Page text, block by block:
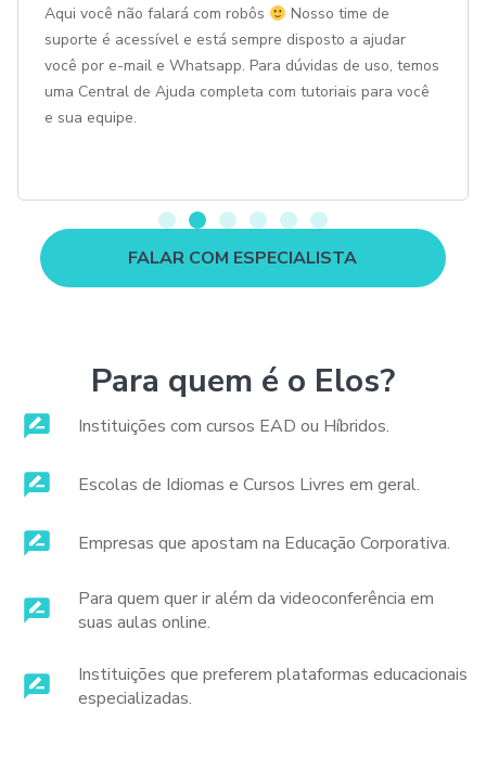
Aqui você não falará com robôs
Nosso time de
suporte é acessível e está sempre disposto a ajudar
você por e-mail e Whatsapp. Para dúvidas de uso, temos
uma Central de Ajuda completa com tutoriais para você
e sua equipe.
FALAR COM ESPECIALISTA
Para quem é o Elos?
Instituições com cursos EAD ou Híbridos.
Escolas de Idiomas e Cursos Livres em geral.
Empresas que apostam na Educação Corporativa.
Para quem quer ir além da videoconferência em
suas aulas online.
Instituições que preferem plataformas educacionais
especializadas.